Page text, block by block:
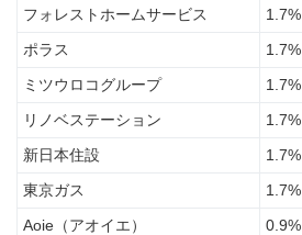
光発
蓄電
池設
置す
ると
ポイ
ント
フォレストホームサービス
1.7%
ポラス
1.7%
ミツウロコグループ
1.7%
リノベステーション
1.7%
新日本住設
1.7%
東京ガス
1.7%
Aoie（アオイエ）
0.9%